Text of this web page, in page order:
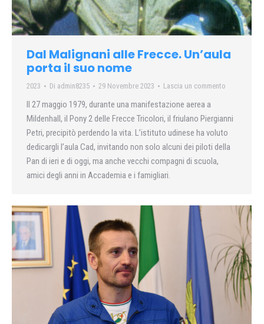
Dal Malignani alle Frecce. Un’aula
porta il suo nome
2023 Di admin8235 29 Novembre 2023 Lascia un commento
Il 27 maggio 1979, durante una manifestazione aerea a
Mildenhall, il Pony 2 delle Frecce Tricolori, il friulano Piergianni
Petri, precipitò perdendo la vita. L’istituto udinese ha voluto
dedicargli l’aula Cad, invitando non solo alcuni dei piloti della
Pan di ieri e di oggi, ma anche vecchi compagni di scuola,
amici degli anni in Accademia e i famigliari.